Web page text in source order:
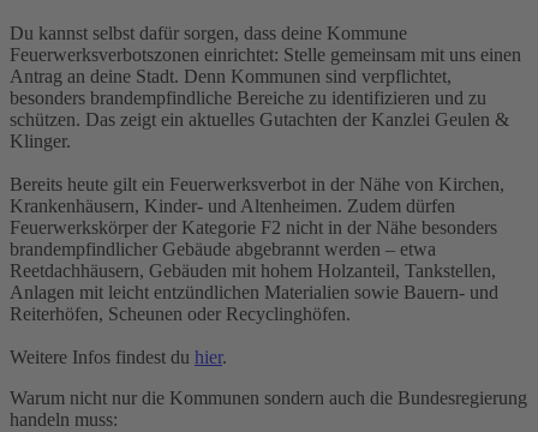
Du kannst selbst dafür sorgen, dass deine Kommune
Feuerwerksverbotszonen einrichtet: Stelle gemeinsam mit uns einen
Antrag an deine Stadt. Denn Kommunen sind verpflichtet,
besonders brandempfindliche Bereiche zu identifizieren und zu
schützen. Das zeigt ein aktuelles Gutachten der Kanzlei Geulen &
Klinger.
Bereits heute gilt ein Feuerwerksverbot in der Nähe von Kirchen,
Krankenhäusern, Kinder- und Altenheimen. Zudem dürfen
Feuerwerkskörper der Kategorie F2 nicht in der Nähe besonders
brandempfindlicher Gebäude abgebrannt werden – etwa
Reetdachhäusern, Gebäuden mit hohem Holzanteil, Tankstellen,
Anlagen mit leicht entzündlichen Materialien sowie Bauern- und
Reiterhöfen, Scheunen oder Recyclinghöfen.
Weitere Infos findest du hier.
Warum nicht nur die Kommunen sondern auch die Bundesregierung
handeln muss: